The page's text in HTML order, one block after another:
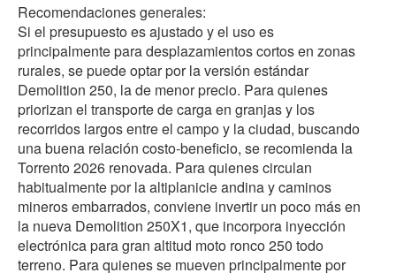
Recomendaciones generales:
Si el presupuesto es ajustado y el uso es
principalmente para desplazamientos cortos en zonas
rurales, se puede optar por la versión estándar
Demolition 250, la de menor precio. Para quienes
priorizan el transporte de carga en granjas y los
recorridos largos entre el campo y la ciudad, buscando
una buena relación costo-beneficio, se recomienda la
Torrento 2026 renovada. Para quienes circulan
habitualmente por la altiplanicie andina y caminos
mineros embarrados, conviene invertir un poco más en
la nueva Demolition 250X1, que incorpora inyección
electrónica para gran altitud moto ronco 250 todo
terreno. Para quienes se mueven principalmente por